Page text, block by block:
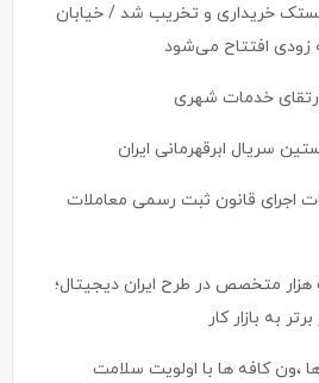
پستک خریداری و تخریب شد / خیابان
خدمات شهری
سریال ابرقهرمانی ایران
اجرای قانون ثبت رسمی معاملات
توکلی: هدف‌گذاری ۵۰۰ هزار متخصص در طرح ایران دیجیتال؛
،ون کافه ها با اولویت سلامت